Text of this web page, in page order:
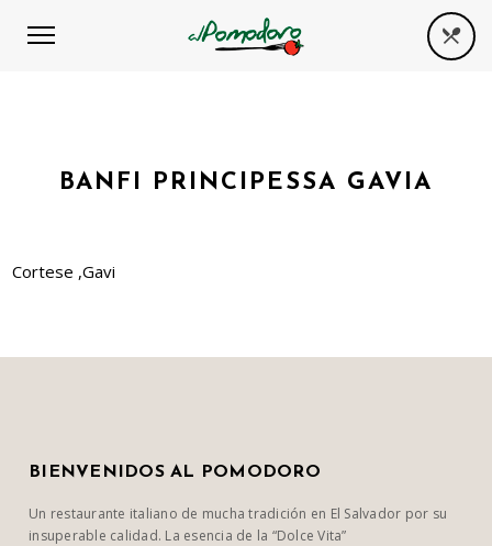
BANFI PRINCIPESSA GAVIA
Cortese ,Gavi
BIENVENIDOS AL POMODORO
Un restaurante italiano de mucha tradición en El Salvador por su
insuperable calidad. La esencia de la “Dolce Vita”